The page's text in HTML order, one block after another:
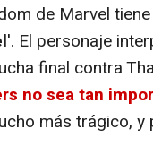
de Marvel
'. El personaje
final contra
no sea tan
más trágico,